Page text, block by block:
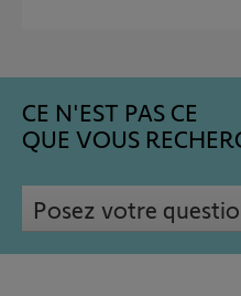
CE N'EST PAS CE
QUE VOUS
Posez votre